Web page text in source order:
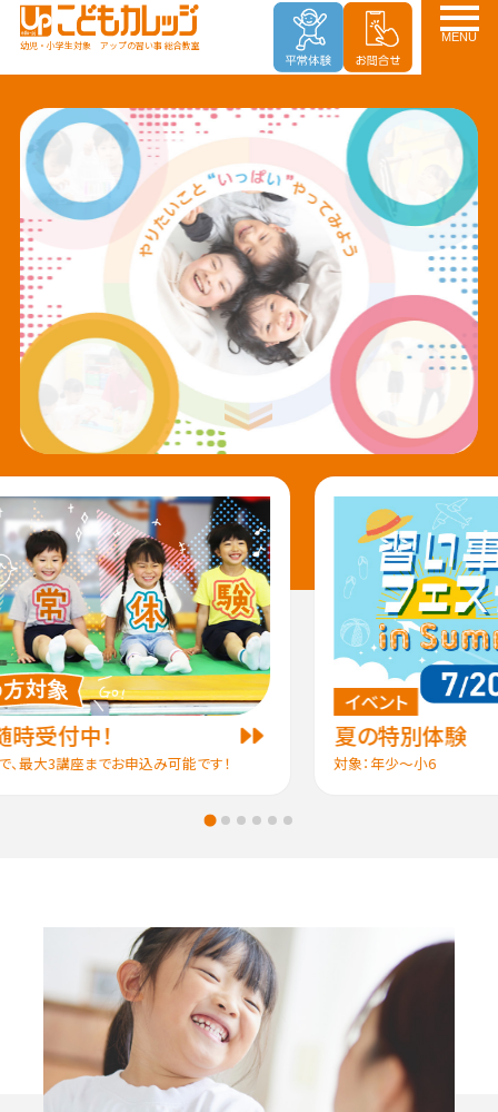
幼児・小学生対象 アップの習い事 総合教室
MENU
付中！
大3講座までお申込み可能です！
夏の特別体験
イベント
対象：年少～小6